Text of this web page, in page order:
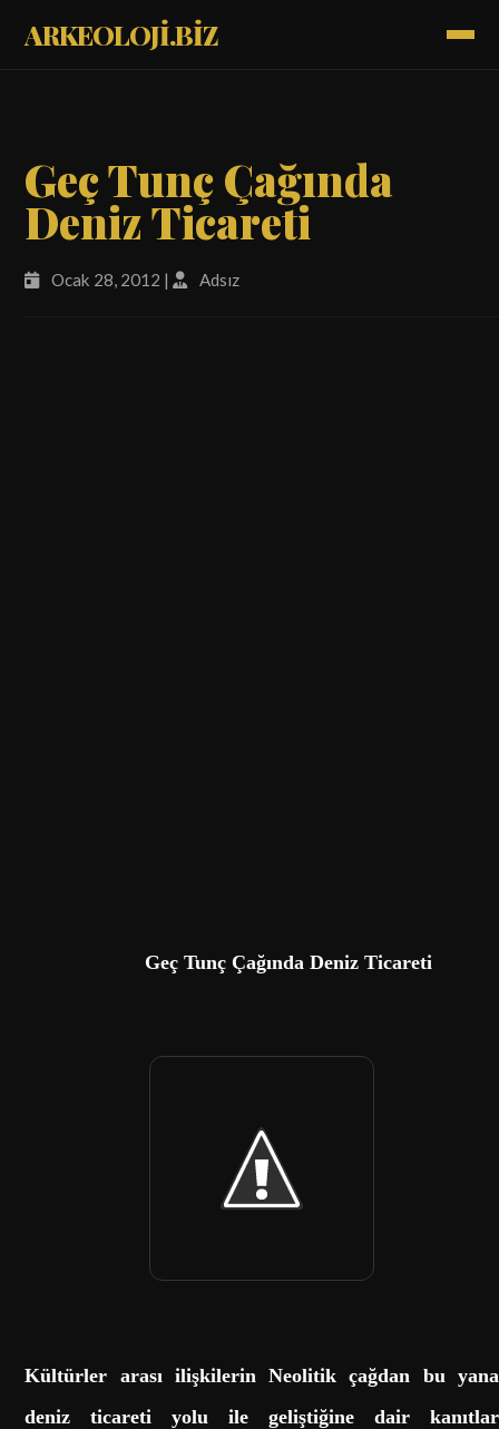
ARKEOLOJİ.BİZ
Geç Tunç Çağında
Deniz Ticareti
Ocak 28, 2012 | Adsız
Geç Tunç Çağında Deniz Ticareti
Kültürler arası ilişkilerin Neolitik çağdan bu yana
deniz ticareti yolu ile geliştiğine dair kanıtlar